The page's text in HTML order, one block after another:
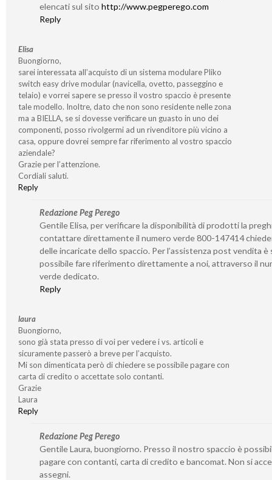
elencati sul sito http://www.pegperego.com
Reply
Elisa
Buongiorno,
sarei interessata all’acquisto di un sistema modulare Pliko
switch easy drive modular (navicella, ovetto, passeggino e
telaio) e vorrei sapere se presso il vostro spaccio è presente
tale modello. Inoltre, dato che non sono residente nelle zona
ma a BIELLA, se si dovesse verificare un guasto in uno dei
componenti, posso rivolgermi ad un rivenditore più vicino a
casa, oppure dovrei sempre far riferimento al vostro spaccio
aziendale?
Grazie per l’attenzione.
Cordiali saluti.
Reply
Redazione Peg Perego
Gentile Elisa, per verificare la disponibilità di prodotti la
contattare direttamente il numero verde 800-147414
delle incaricate dello spaccio. Per l’assistenza post vendita è
possibile fare riferimento direttamente a noi, attraverso il
verde dedicato.
Reply
laura
Buongiorno,
sono già stata presso di voi per vedere i vs. articoli e
sicuramente passerò a breve per l’acquisto.
Mi son dimenticata però di chiedere se possibile pagare con
carta di credito o accettate solo contanti.
Grazie
Laura
Reply
Redazione Peg Perego
Gentile Laura, buongiorno. Presso il nostro spaccio è
pagare con contanti, carta di credito e bancomat. Non si
assegni.